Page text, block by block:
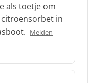
als toetje om
in
Melden